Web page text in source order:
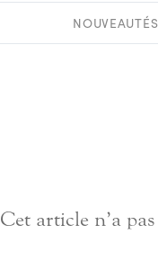
NOUVEAUTÉS
Cet article n’a